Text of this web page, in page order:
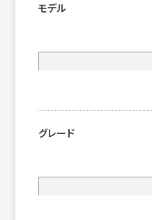
モデル
グレード